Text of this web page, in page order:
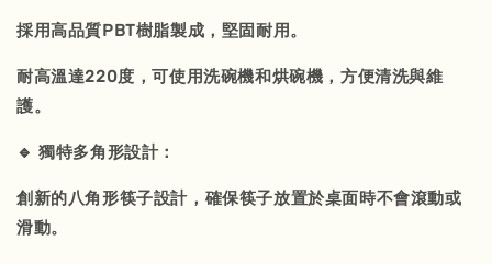
採用高品質PBT樹脂製成，堅固耐用。
耐高溫達220度，可使用洗碗機和烘碗機，方便清洗與維
護。
🔹 獨特多角形設計：
創新的八角形筷子設計，確保筷子放置於桌面時不會滾動或
滑動。